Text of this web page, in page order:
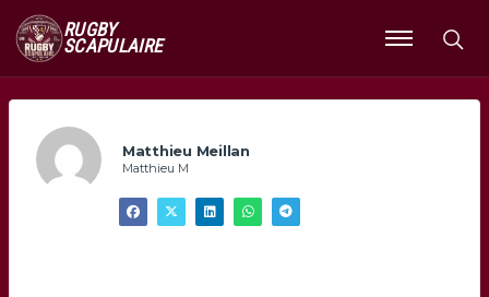
RUGBY
SCAPULAIRE
Ouvrir
le
Matthieu Meillan
Matthieu M